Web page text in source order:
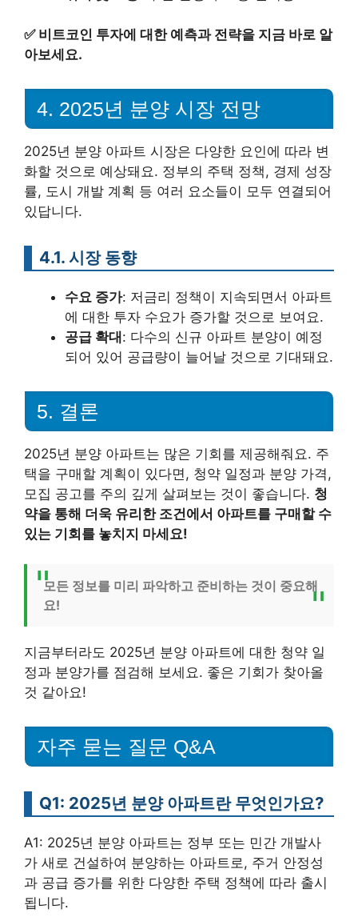
✅ 비트코인 투자에 대한 예측과 전략을 지금 바로 알
아보세요.
4. 2025년 분양 시장 전망
2025년 분양 아파트 시장은 다양한 요인에 따라 변
화할 것으로 예상돼요. 정부의 주택 정책, 경제 성장
률, 도시 개발 계획 등 여러 요소들이 모두 연결되어
있답니다.
4.1. 시장 동향
수요 증가: 저금리 정책이 지속되면서 아파트
에 대한 투자 수요가 증가할 것으로 보여요.
공급 확대 : 다수의 신규 아파트 분양이 예정
되어 있어 공급량이 늘어날 것으로 기대돼요.
5. 결론
2025년 분양 아파트는 많은 기회를 제공해줘요. 주
택을 구매할 계획이 있다면, 청약 일정과 분양 가격,
모집 공고를 주의 깊게 살펴보는 것이 좋습니다. 청
약을 통해 더욱 유리한 조건에서 아파트를 구매할 수
있는 기회를 놓치지 마세요!
모든 정보를 미리 파악하고 준비하는 것이 중요해
요!
지금부터라도 2025년 분양 아파트에 대한 청약 일
정과 분양가를 점검해 보세요. 좋은 기회가 찾아올
것 같아요!
자주 묻는 질문 Q&A
Q1: 2025년 분양 아파트란 무엇인가요?
A1: 2025년 분양 아파트는 정부 또는 민간 개발사
가 새로 건설하여 분양하는 아파트로, 주거 안정성
과 공급 증가를 위한 다양한 주택 정책에 따라 출시
됩니다.